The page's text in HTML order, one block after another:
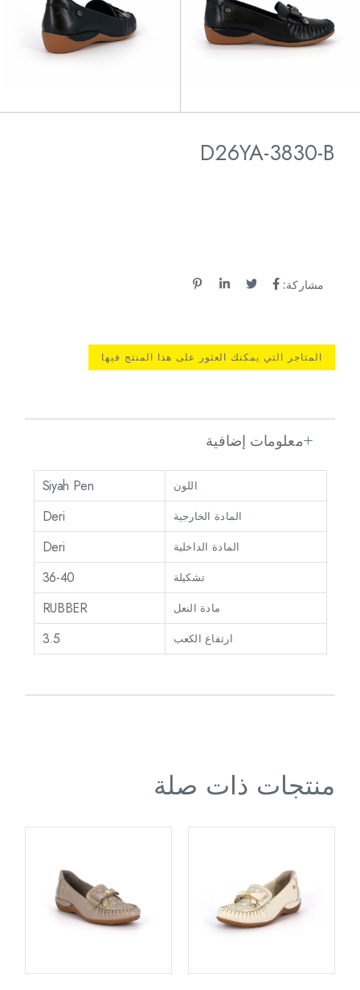
D26YA-3830-B
مشاركة:
المتاجر التي يمكنك العثور على هذا المنتج فيها
معلومات إضافية
اللون Siyah Pen
المادة الخارجية Deri
المادة الداخلية Deri
تشكيلة 36-40
مادة النعل RUBBER
ارتفاع الكعب 3.5
منتجات ذات صلة